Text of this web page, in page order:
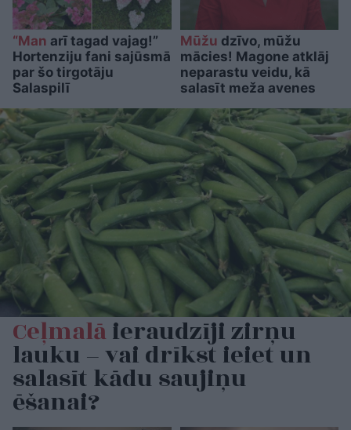
“Man arī tagad vajag!”
Hortenziju fani sajūsmā
par šo tirgotāju
Salaspilī
Mūžu dzīvo, mūžu
mācies! Magone atklāj
neparastu veidu, kā
salasīt meža avenes
Ceļmalāieraudzīji zirņu
lauku – vai drīkst ieiet un
salasīt kādu saujiņu
ēšanai?